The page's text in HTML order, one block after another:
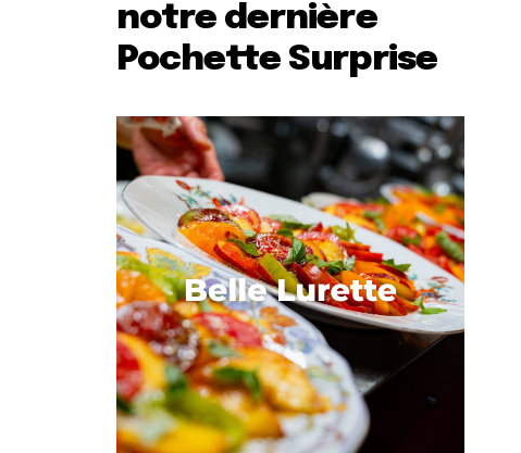
notre dernière
Pochette Surprise